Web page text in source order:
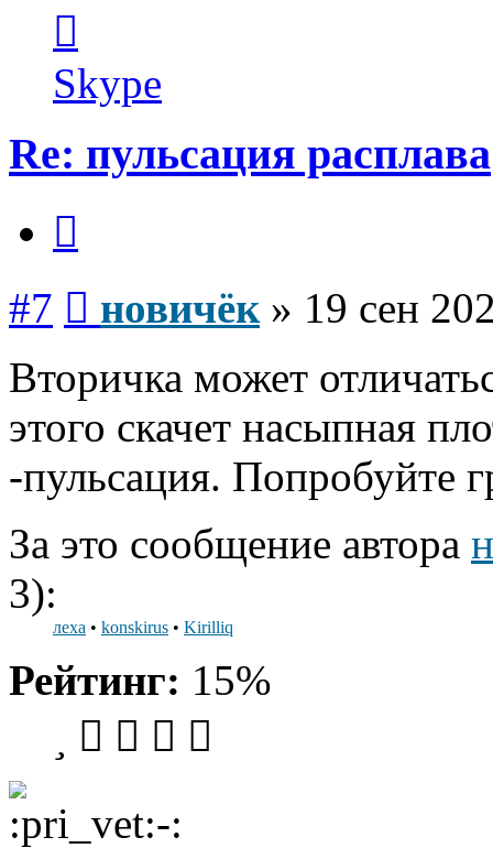
пользователя
новичёк
Skype
Re: пульсация расплава
#7 новичёк» 19 сен
Вторичка может
этого скачет насыпная
-пульсация. Попробуйте
За это сообщение автора
3):
леха • konskirus • Kirilliq
Рейтинг: 15%